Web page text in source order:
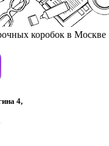
коробок в Москве
4,